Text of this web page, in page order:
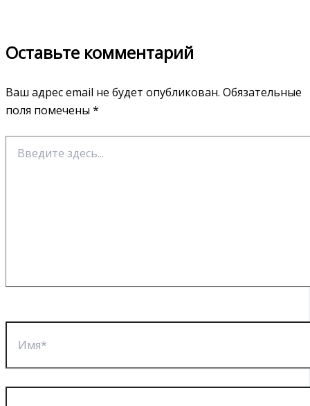
Оставьте комментарий
Ваш адрес email не будет опубликован. Обязательные
поля помечены *
здесь...